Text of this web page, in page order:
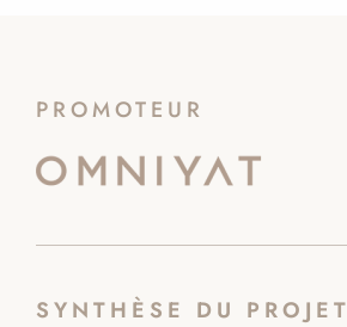
PROMOTEUR
SYNTHÈSE DU PROJET